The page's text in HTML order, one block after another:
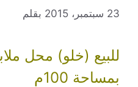
23 سبتمبر، 2015 بقلم
للبيع (خلو) محل
بمساحة 100م